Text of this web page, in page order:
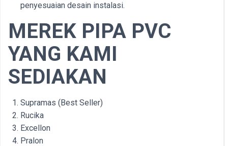
penyesuaian desain instalasi.
MEREK PIPA PVC
YANG KAMI
SEDIAKAN
Supramas (Best Seller)
Rucika
Excellon
Pralon